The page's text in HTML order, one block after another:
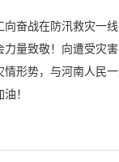
向奋战在防汛救灾一
力量致敬！向遭受灾
情形势，与河南人民
油！